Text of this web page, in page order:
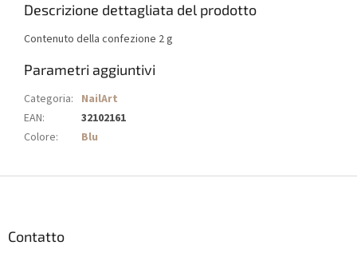
Descrizione dettagliata del prodotto
Contenuto della confezione 2 g
Parametri aggiuntivi
Categoria: NailArt
EAN:
32102161
Colore: Blu
Contatto